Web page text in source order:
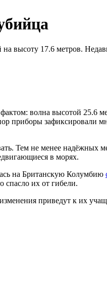
высоту 17.6 метров.
волна высотой 25.6
приборы зафиксировали
Тем не менее надёжных
в морях.
на Британскую Колумбию
спасло их от гибели.
приведут к их